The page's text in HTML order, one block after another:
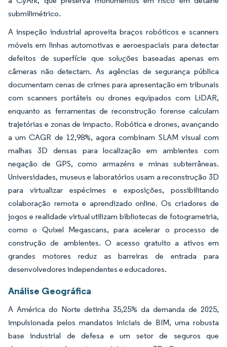
submilimétrico.
A inspeção industrial aproveita braços robóticos e scanners
móveis em linhas automotivas e aeroespaciais para detectar
defeitos de superfície que soluções baseadas apenas em
câmeras não detectam. As agências de segurança pública
documentam cenas de crimes para apresentação em tribunais
com scanners portáteis ou drones equipados com LiDAR,
enquanto as ferramentas de reconstrução forense calculam
trajetórias e zonas de impacto. Robótica e drones, avançando
a um CAGR de 12,98%, agora combinam SLAM visual com
malhas 3D densas para localização em ambientes com
negação de GPS, como armazéns e minas subterrâneas.
Universidades, museus e laboratórios usam a reconstrução 3D
para virtualizar espécimes e exposições, possibilitando
colaboração remota e aprendizado online. Os criadores de
jogos e realidade virtual utilizam bibliotecas de fotogrametria,
como o Quixel Megascans, para acelerar o processo de
construção de ambientes. O acesso gratuito a ativos em
grandes motores reduz as barreiras de entrada para
desenvolvedores independentes e educadores.
Análise Geográfica
A América do Norte detinha 35,25% da demanda de 2025,
impulsionada pelos mandatos iniciais de BIM, uma robusta
base industrial de defesa e um setor de seguros que